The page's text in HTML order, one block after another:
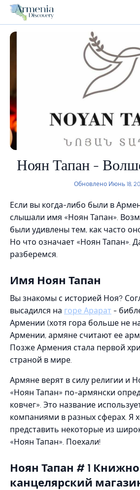
Ноян Тапан -
Обновлено Июнь 18,
Если вы когда-либо были в
слышали имя «Ноян Тапан».
были удивлены тем, как часто
Но что означает «Ноян Тапан».
разберемся.
Имя Ноян Тапан
Вы знакомы с историей Ноя?
высадился на горе Арарат -
Армении (хотя гора больше не
Армении, армяне считают ее
Позже Армения стала первой
страной в мире.
Армяне верят в силу религии и
«Ноян Тапан» по-армянски
ковчег». Это название
компаниями в разных сферах. Я
представить некоторые из
«Ноян Тапан». Поехали!
Ноян Тапан # 1
канцелярский